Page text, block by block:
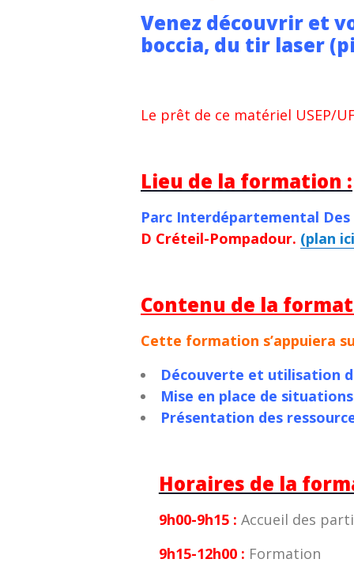
Venez découvrir et
boccia, du tir laser
Le prêt de ce matériel USEP/
Lieu de la formation :
Parc Interdépartemental
D Créteil-Pompadour. (plan
Contenu de la
Cette formation s’appuiera
Découverte et utilisation
Mise en place de
Présentation des
Horaires de la
9h00-9h15 : Accueil des
9h15-12h00 : Formation